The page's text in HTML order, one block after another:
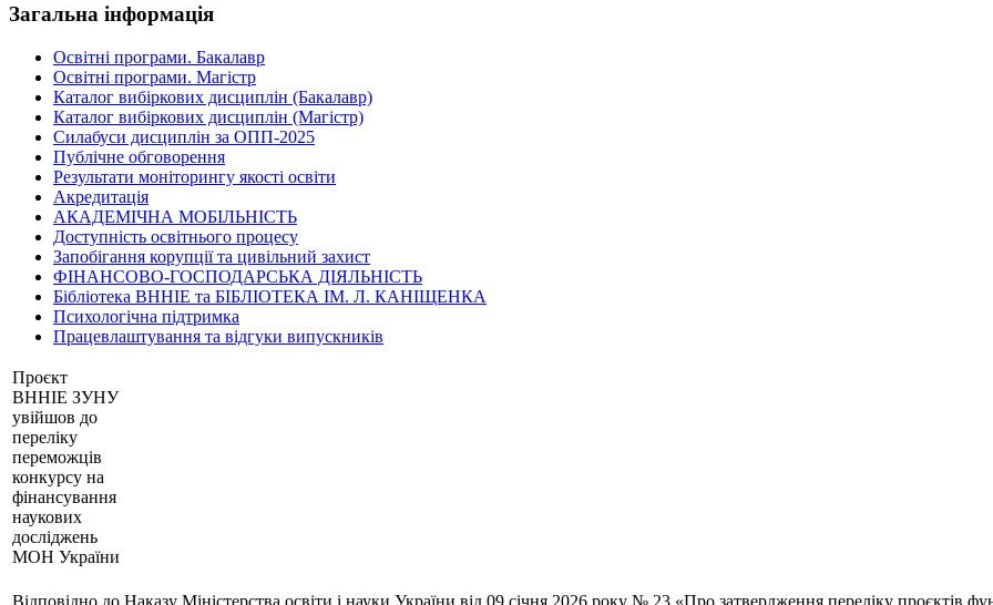
Загальна інформація
Освітні програми. Бакалавр
Освітні програми. Магістр
Каталог вибіркових дисциплін (Бакалавр)
Каталог вибіркових дисциплін (Магістр)
Силабуси дисциплін за ОПП-2025
Публічне обговорення
Результати моніторингу якості освіти
Акредитація
АКАДЕМІЧНА МОБІЛЬНІСТЬ
Доступність освітнього процесу
Запобігання корупції та цивільний захист
ФІНАНСОВО-ГОСПОДАРСЬКА ДІЯЛЬНІСТЬ
Бібліотека ВННІЕ та БІБЛІОТЕКА ІМ. Л. КАНІЩЕНКА
Психологічна підтримка
Працевлаштування та відгуки випускників
Проєкт
ВННІЕ ЗУНУ
увійшов до
переліку
переможців
конкурсу на
фінансування
наукових
досліджень
МОН України
Відповідно до Наказу Міністерства освіти і науки України від 09 січня 2026 року № 23 «Про затвердження переліку проєктів